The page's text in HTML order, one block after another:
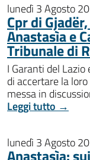
lunedì 3 Agosto
Cpr di
Anastasìa e
Tribunale di
I Garanti del
di accertare la
messa in
Leggi tutto →
lunedì 3 Agosto